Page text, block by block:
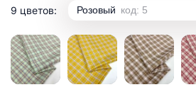
9 цветов: Розовый код: 5